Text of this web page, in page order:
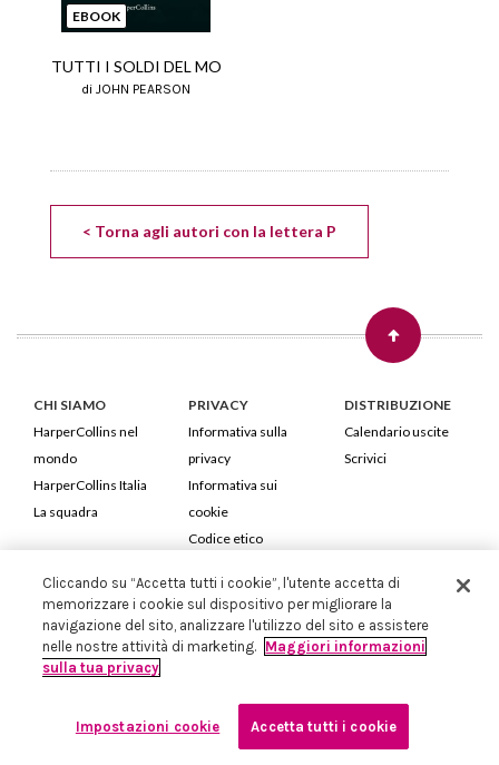
EBOOK
TUTTI I SOLDI DEL MO
di JOHN PEARSON
< Torna agli autori con la lettera P
CHI SIAMO
HarperCollins nel
mondo
HarperCollins Italia
La squadra
PRIVACY
Informativa sulla
privacy
Informativa sui
cookie
Codice etico
DISTRIBUZIONE
Calendario uscite
Scrivici
HarperCollins Italia S.p.A. Viale Monte Nero, 84 - 20135 Milano
Cod. Fiscale e P.IVA 05946780151 - Capitale Sociale 258.250 €
Iscritta in Milano al Registro delle imprese nr.198004 e REA nr.1051898
Cliccando su “Accetta tutti i cookie”, l'utente accetta di
memorizzare i cookie sul dispositivo per migliorare la
navigazione del sito, analizzare l'utilizzo del sito e assistere
nelle nostre attività di marketing. Maggiori informazioni
sulla tua privacy
Impostazioni cookie Accetta tutti i cookie